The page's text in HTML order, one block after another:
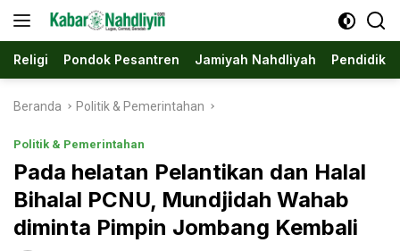
Religi Pondok Pesantren Jamiyah Nahdliyah
Beranda Politik & Pemerintahan
Politik & Pemerintahan
Pada helatan Pelantikan dan Halal
Bihalal PCNU, Mundjidah Wahab
diminta Pimpin Jombang Kembali